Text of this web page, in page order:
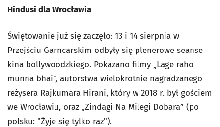
Hindusi dla Wrocławia
Świętowanie już się zaczęło: 13 i 14 sierpnia w
Przejściu Garncarskim odbyły się plenerowe seanse
kina bollywoodzkiego. Pokazano filmy „Lage raho
munna bhai”, autorstwa wielokrotnie nagradzanego
reżysera Rajkumara Hirani, który w 2018 r. był gościem
we Wrocławiu, oraz „Zindagi Na Milegi Dobara” (po
polsku: "Żyje się tylko raz").